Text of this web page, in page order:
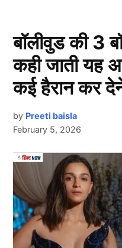
Bank Manager Died
हमें मिली जानकारी के
जिले के कबरई थाना क्षेत्र में
की है। यहां हर दिन की
बॉलीवुड की 3
कही जाती यह
कई हैरान कर
by Preeti baisla
February 5, 2026